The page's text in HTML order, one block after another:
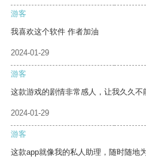
游客
我喜欢这个软件 作者加油
2024-01-29
游客
这款游戏的剧情非常感人，让我久久不
2024-01-29
游客
这款app就像我的私人助理，随时随地